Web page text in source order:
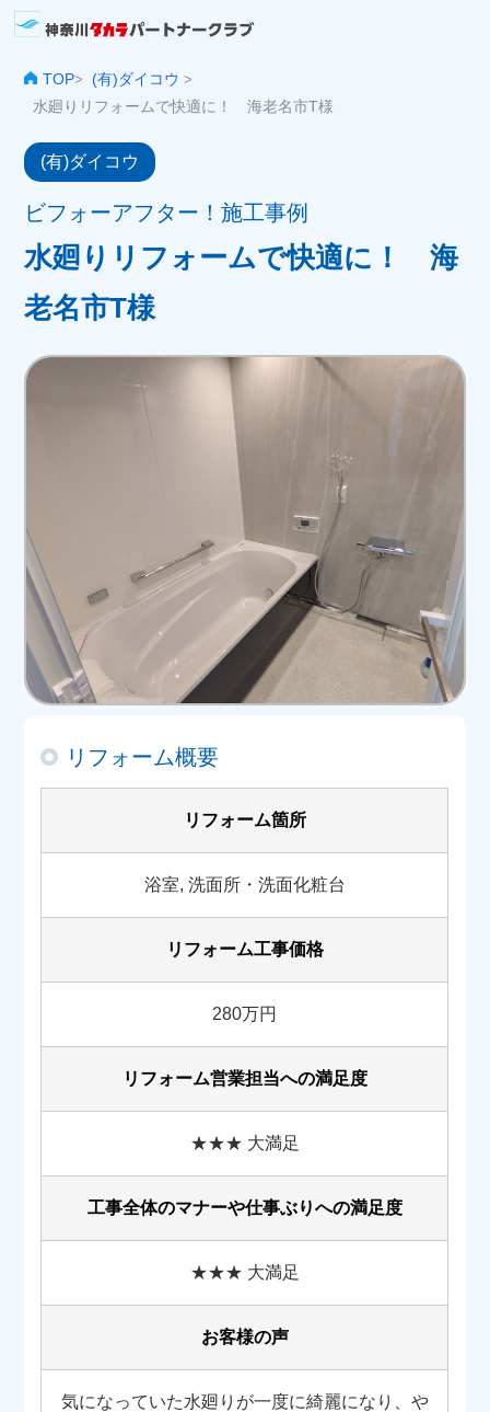
TOP> (有)ダイコウ>
水廻りリフォームで快適に！ 海老名市T様
(有)ダイコウ
ビフォーアフター！施工事例
水廻りリフォームで快適に！ 海
老名市T様
リフォーム概要
リフォーム箇所
浴室, 洗面所・洗面化粧台
リフォーム工事価格
280万円
リフォーム営業担当への満足度
★★★ 大満足
工事全体のマナーや仕事ぶりへの満足度
★★★ 大満足
お客様の声
気になっていた水廻りが一度に綺麗になり、や